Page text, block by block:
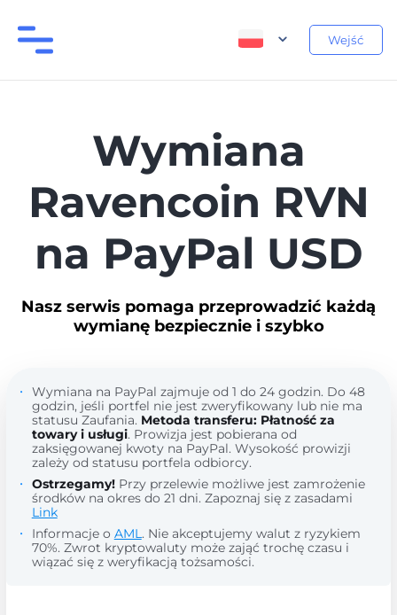
Wejść
Wymiana
Ravencoin RVN
na PayPal USD
Nasz serwis pomaga przeprowadzić każdą
wymianę bezpiecznie i szybko
Wymiana na PayPal zajmuje od 1 do 24 godzin. Do 48
godzin, jeśli portfel nie jest zweryfikowany lub nie ma
statusu Zaufania. Metoda transferu: Płatność za
towary i usługi. Prowizja jest pobierana od
zaksięgowanej kwoty na PayPal. Wysokość prowizji
zależy od statusu portfela odbiorcy.
Ostrzegamy!Przy przelewie możliwe jest zamrożenie
środków na okres do 21 dni. Zapoznaj się z zasadami
Link
Informacje o AML. Nie akceptujemy walut z ryzykiem
70%. Zwrot kryptowaluty może zająć trochę czasu i
wiązać się z weryfikacją tożsamości.